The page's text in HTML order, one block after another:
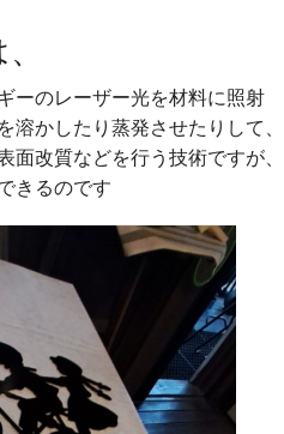
ーのレーザー光を材料に照射
かしたり蒸発させたりして、
改質などを行う技術ですが、
きるのです